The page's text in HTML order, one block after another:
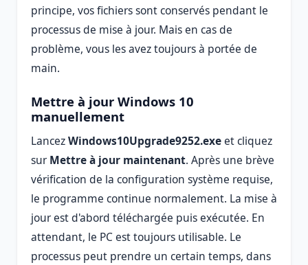
principe, vos fichiers sont conservés pendant le
processus de mise à jour. Mais en cas de
problème, vous les avez toujours à portée de
main.
Mettre à jour Windows 10
manuellement
LancezWindows10Upgrade9252.exeet cliquez
sur Mettre à jour maintenant. Après une brève
vérification de la configuration système requise,
le programme continue normalement. La mise à
jour est d'abord téléchargée puis exécutée. En
attendant, le PC est toujours utilisable. Le
processus peut prendre un certain temps, dans